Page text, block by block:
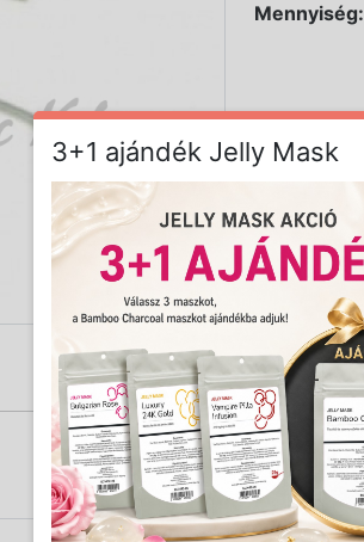
Mennyiség:
3+1 ajándék Jelly Mask